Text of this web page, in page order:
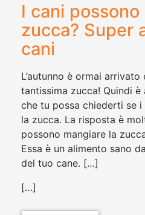
I cani
zucca? Super
cani
L’autunno è ormai
tantissima zucca! Quindi
che tu possa chiederti se
la zucca. La risposta è
possono mangiare la
Essa è un alimento sano
del tuo cane. […]
[…]